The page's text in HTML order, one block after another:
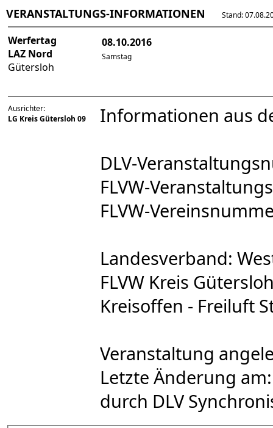
VERANSTALTUNGS-INFORMATIONEN Stand:
Werfertag
LAZ Nord
Gütersloh
08.10.2016
Samstag
Ausrichter:
LG Kreis Gütersloh 09
Informationen aus
DLV-
FLVW-
FLVW-
Landesverband:
FLVW Kreis
Kreisoffen - Freiluft
Veranstaltung
Letzte Änderung
durch DLV